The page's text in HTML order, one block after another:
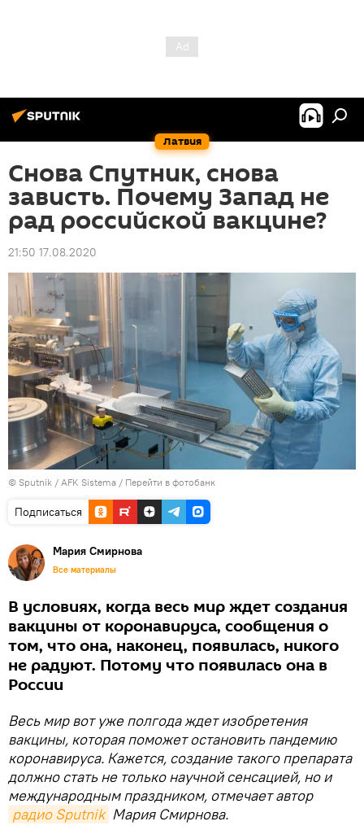
Латвия
Снова Спутник, снова
зависть. Почему Запад не
рад российской вакцине?
21:50 17.08.2020
© Sputnik / AFK Sistema / Перейти в фотобанк
Подписаться
Мария Смирнова
Все материалы
В условиях, когда весь мир ждет создания
вакцины от коронавируса, сообщения о
том, что она, наконец, появилась, никого
не радуют. Потому что появилась она в
России
Весь мир вот уже полгода ждет изобретения
вакцины, которая поможет остановить пандемию
коронавируса. Кажется, создание такого препарата
должно стать не только научной сенсацией, но и
международным праздником, отмечает автор
радио Sputnik Мария Смирнова.